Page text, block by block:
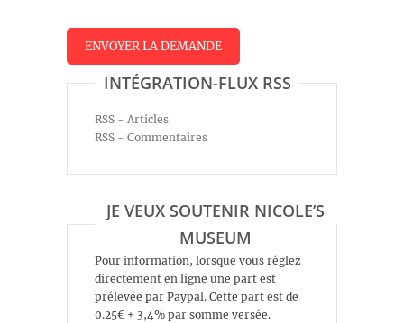
INTÉGRATION-FLUX RSS
RSS - Articles
RSS - Commentaires
JE VEUX SOUTENIR NICOLE’S
MUSEUM
Pour information, lorsque vous réglez
directement en ligne une part est
prélevée par Paypal. Cette part est de
0.25€ + 3,4% par somme versée.